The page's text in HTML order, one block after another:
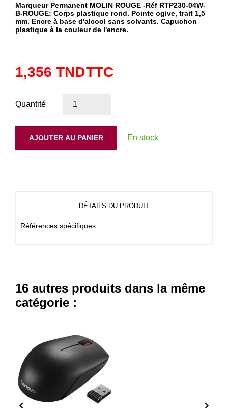
Marqueur Permanent MOLIN ROUGE -Réf RTP230-04W-
B-ROUGE: Corps plastique rond. Pointe ogive, trait 1,5
mm. Encre à base d'alcool sans solvants. Capuchon
plastique à la couleur de l'encre.
1,356 TNDTTC
Quantité
AJOUTER AU PANIER En stock
DÉTAILS DU PRODUIT
Références spécifiques
16 autres produits dans la même
catégorie :